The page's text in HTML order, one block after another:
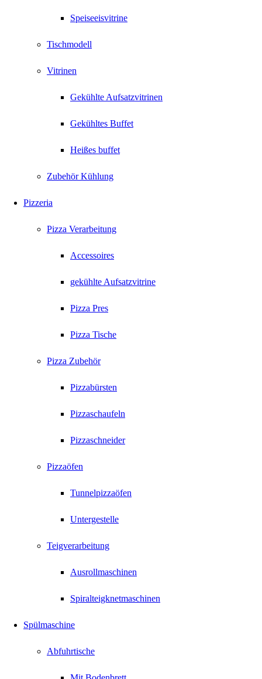
Speiseeisvitrine
Tischmodell
Vitrinen
Gekühlte Aufsatzvitrinen
Gekühltes Buffet
Heißes buffet
Zubehör Kühlung
Pizzeria
Pizza Verarbeitung
Accessoires
gekühlte Aufsatzvitrine
Pizza Pres
Pizza Tische
Pizza Zubehör
Pizzabürsten
Pizzaschaufeln
Pizzaschneider
Pizzaöfen
Tunnelpizzaöfen
Untergestelle
Teigverarbeitung
Ausrollmaschinen
Spiralteigknetmaschinen
Spülmaschine
Abfuhrtische